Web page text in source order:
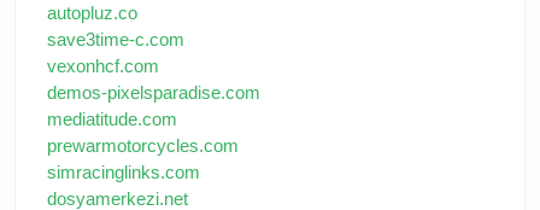
autopluz.co
save3time-c.com
vexonhcf.com
demos-pixelsparadise.com
mediatitude.com
prewarmotorcycles.com
simracinglinks.com
dosyamerkezi.net